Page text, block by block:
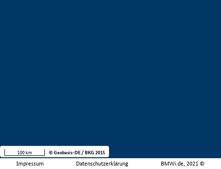
Impressum Datenschutzerklärung BMWi.de, 2021 ©
100 km © Geobasis-DE / BKG 2015